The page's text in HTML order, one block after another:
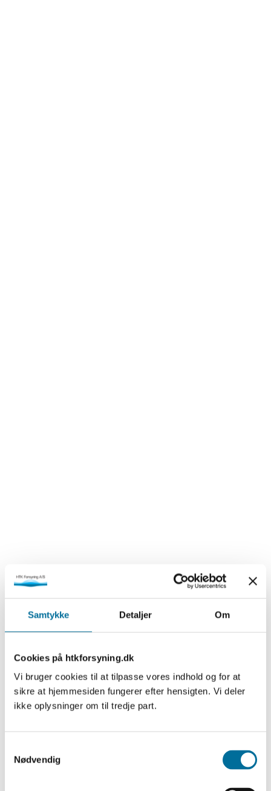
Samtykke Detaljer Om
Cookies på htkforsyning.dk
Vi bruger cookies til at tilpasse vores indhold og for at
sikre at hjemmesiden fungerer efter hensigten. Vi deler
ikke oplysninger om til tredje part.
Nødvendig